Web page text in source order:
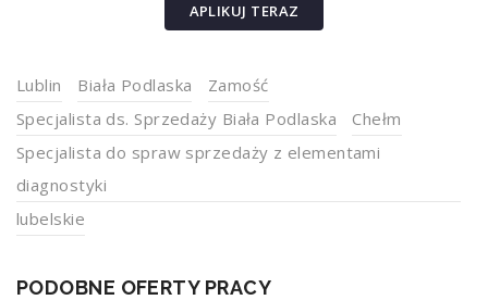
APLIKUJ TERAZ
Lublin Biała Podlaska
Zamość
Specjalista ds. Sprzedaży Biała Podlaska
Chełm
Specjalista do spraw sprzedaży z elementami
diagnostyki
lubelskie
PODOBNE OFERTY PRACY